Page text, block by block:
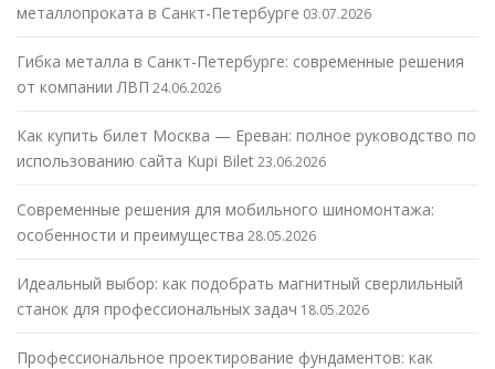
металлопроката в Санкт-Петербурге 03.07.2026
Гибка металла в Санкт-Петербурге: современные решения
от компании ЛВП 24.06.2026
Как купить билет Москва — Ереван: полное руководство по
использованию сайта Kupi Bilet23.06.2026
Современные решения для мобильного шиномонтажа:
особенности и преимущества 28.05.2026
Идеальный выбор: как подобрать магнитный сверлильный
станок для профессиональных задач 18.05.2026
Профессиональное проектирование фундаментов: как